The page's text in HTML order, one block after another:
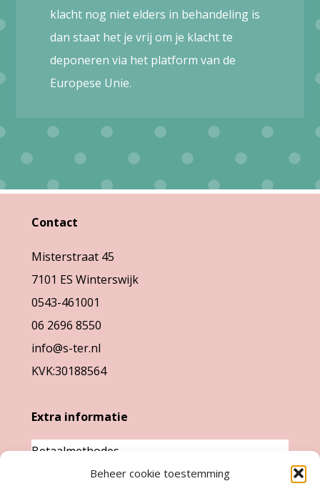
Beheer cookie toestemming
klacht nog niet elders in behandeling is
dan staat het je vrij om je klacht te
deponeren via het platform van de
Europese Unie.
Contact
Misterstraat 45
7101 ES Winterswijk
0543-461001
06 2696 8550
info@s-ter.nl
KVK:30188564
Extra informatie
Betaalmethodes
Garantie & klachten